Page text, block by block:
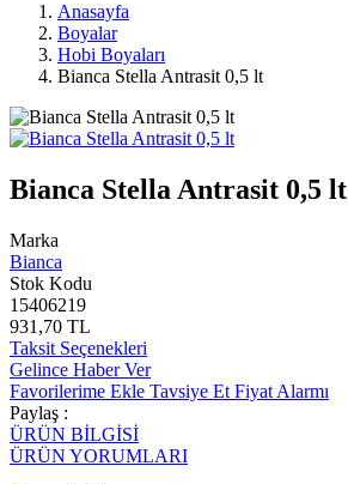
Anasayfa
Boyalar
Hobi Boyaları
Bianca Stella Antrasit 0,5 lt
Bianca Stella Antrasit 0,5 lt
Marka
Bianca
Stok Kodu
15406219
931,70 TL
Taksit Seçenekleri
Gelince Haber Ver
Favorilerime Ekle Tavsiye Et Fiyat Alarmı
Paylaş :
ÜRÜN BİLGİSİ
ÜRÜN YORUMLARI